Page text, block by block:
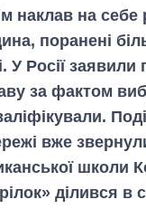
наклав на себе
поранені
У Росії
за фактом
вже
школи
ділився в